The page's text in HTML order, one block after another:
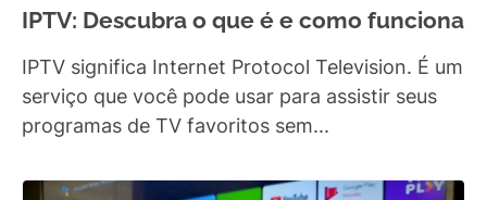
IPTV: Descubra o que é e como funciona
IPTV significa Internet Protocol Television. É um
serviço que você pode usar para assistir seus
programas de TV favoritos sem...